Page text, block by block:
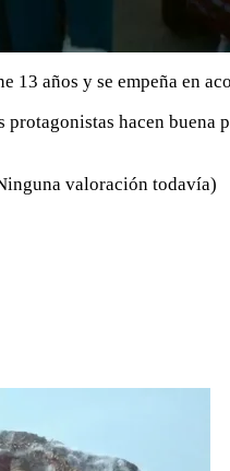
años y se empeña en
hacen
valoración todavía)